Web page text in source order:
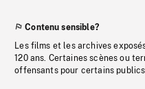
Contenu sensible?
Les films et les archives
120 ans. Certaines scènes ou
offensants pour certains